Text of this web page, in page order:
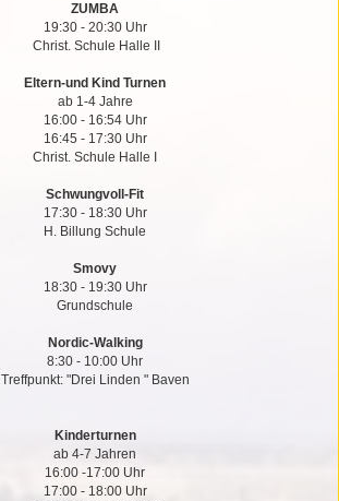
ZUMBA
19:30 - 20:30 Uhr
Christ. Schule Halle II
Eltern-und Kind Turnen
ab 1-4 Jahre
16:00 - 16:54 Uhr
16:45 - 17:30 Uhr
Christ. Schule Halle I
Schwungvoll-Fit
17:30 - 18:30 Uhr
H. Billung Schule
Smovy
18:30 - 19:30 Uhr
Grundschule
Nordic-Walking
8:30 - 10:00 Uhr
Treffpunkt: "Drei Linden " Baven
Kinderturnen
ab 4-7 Jahren
16:00 -17:00 Uhr
17:00 - 18:00 Uhr